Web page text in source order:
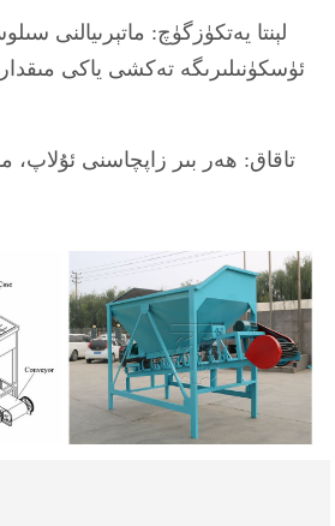
ئۈسكۈنىلىرىگە تەكشى ياكى